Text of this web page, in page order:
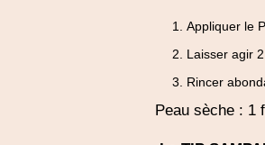
Appliquer le
Laisser agir
Rincer
Peau sèche : 1